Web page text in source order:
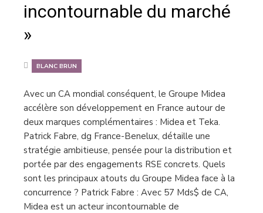
incontournable du marché
»
BLANC BRUN
Avec un CA mondial conséquent, le Groupe Midea
accélère son développement en France autour de
deux marques complémentaires : Midea et Teka.
Patrick Fabre, dg France-Benelux, détaille une
stratégie ambitieuse, pensée pour la distribution et
portée par des engagements RSE concrets. Quels
sont les principaux atouts du Groupe Midea face à la
concurrence ? Patrick Fabre : Avec 57 Mds$ de CA,
Midea est un acteur incontournable de